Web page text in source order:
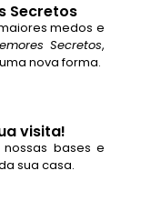
Secretos
medos e
Secretos,
nova forma.
visita!
bases e
sua casa.